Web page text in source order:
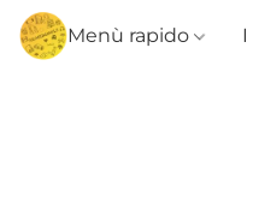
Menù rapido I